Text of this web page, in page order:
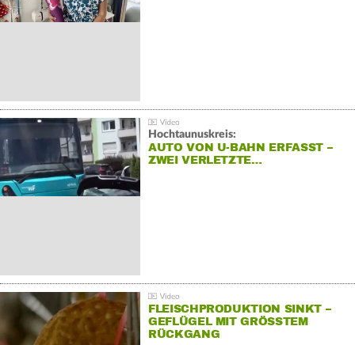
Hochtaunuskreis:
AUTO VON U-BAHN ERFASST –
ZWEI VERLETZTE…
FLEISCHPRODUKTION SINKT –
GEFLÜGEL MIT GRÖSSTEM R
ÜCKGANG